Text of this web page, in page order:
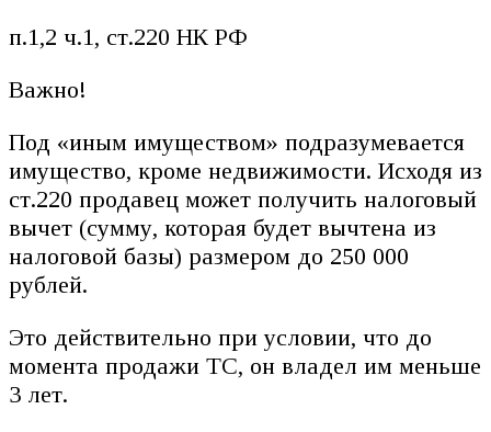
п.1,2 ч.1, ст.220 НК РФ
Важно!
Под «иным имуществом» подразумевается
имущество, кроме недвижимости. Исходя из
ст.220 продавец может получить налоговый
вычет (сумму, которая будет вычтена из
налоговой базы) размером до 250 000
рублей.
Это действительно при условии, что до
момента продажи ТС, он владел им меньше
3 лет.